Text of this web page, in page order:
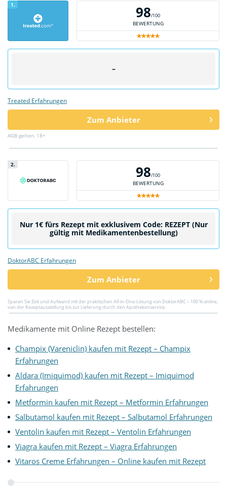
1. 98/100
BEWERTUNG
–
Treated Erfahrungen
Zum Anbieter
AGB gelten, 18+
2. 98/100
BEWERTUNG
Nur 1€ fürs Rezept mit exklusivem Code: REZEPT (Nur
gültig mit Medikamentenbestellung)
DoktorABC Erfahrungen
Zum Anbieter
Sparen Sie Zeit und Aufwand mit der praktischen All-in-One-Lösung von DoktorABC – 100 % online,
von der Rezeptausstellung bis zur Lieferung durch den Apothekenservice.
Medikamente mit Online Rezept bestellen:
Champix (Vareniclin) kaufen mit Rezept – Champix
Erfahrungen
Aldara (Imiquimod) kaufen mit Rezept – Imiquimod
Erfahrungen
Metformin kaufen mit Rezept – Metformin Erfahrungen
Salbutamol kaufen mit Rezept – Salbutamol Erfahrungen
Ventolin kaufen mit Rezept – Ventolin Erfahrungen
Viagra kaufen mit Rezept – Viagra Erfahrungen
Vitaros Creme Erfahrungen – Online kaufen mit Rezept